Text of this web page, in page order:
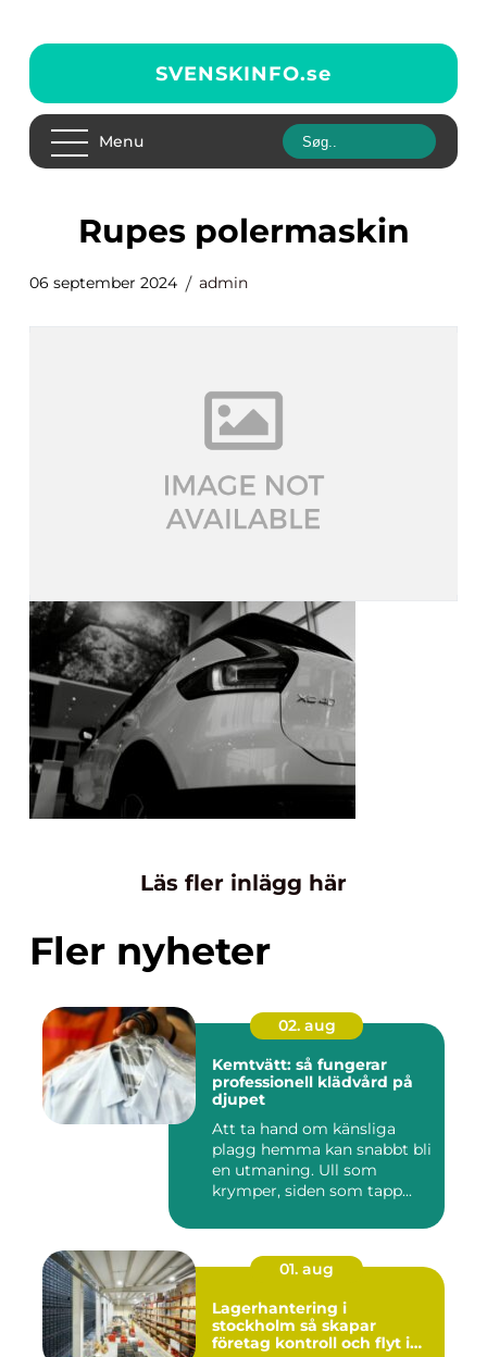
SVENSKINFO.se
Menu
Rupes polermaskin
06 september 2024 admin
Läs fler inlägg här
Fler nyheter
02. aug
Kemtvätt: så fungerar
professionell klädvård på
djupet
Att ta hand om känsliga
plagg hemma kan snabbt bli
en utmaning. Ull som
krymper, siden som tapp...
01. aug
Lagerhantering i
stockholm så skapar
företag kontroll och flyt i